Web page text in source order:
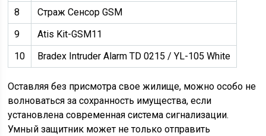
8
Страж Сенсор GSM
9
Atis Kit-GSM11
10
Bradex Intruder Alarm TD 0215 / YL-105 White
Оставляя без присмотра свое жилище, можно особо не
волноваться за сохранность имущества, если
установлена современная система сигнализации.
Умный защитник может не только отправить